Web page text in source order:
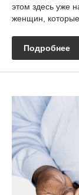
этом здесь уже
женщин,
Подробнее